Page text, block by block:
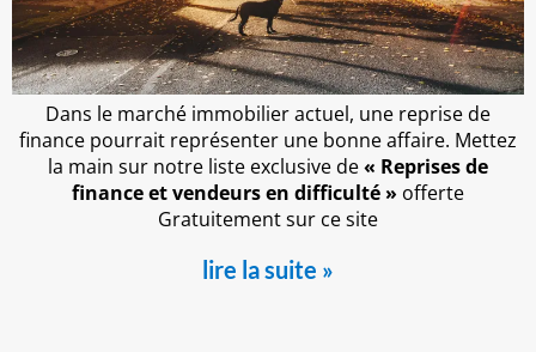
Dans le marché immobilier actuel, une reprise de
finance pourrait représenter une bonne affaire. Mettez
la main sur notre liste exclusive de« Reprises de
finance et vendeurs en difficulté » offerte
Gratuitement sur ce site
lire la suite »